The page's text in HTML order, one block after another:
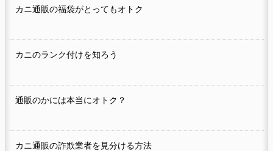
カニ通販の福袋がとってもオトク
カニのランク付けを知ろう
通販のかには本当にオトク？
カニ通販の詐欺業者を見分ける方法